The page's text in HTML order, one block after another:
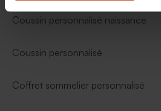
Coussin personnalisé naissance
Coussin personnalisé
Coffret sommelier personnalisé